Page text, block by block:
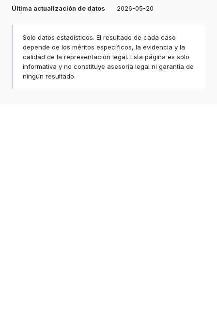
Última actualización de datos
2026-05-20
Solo datos estadísticos. El resultado de cada caso
depende de los méritos específicos, la evidencia y la
calidad de la representación legal. Esta página es solo
informativa y no constituye asesoría legal ni garantía de
ningún resultado.